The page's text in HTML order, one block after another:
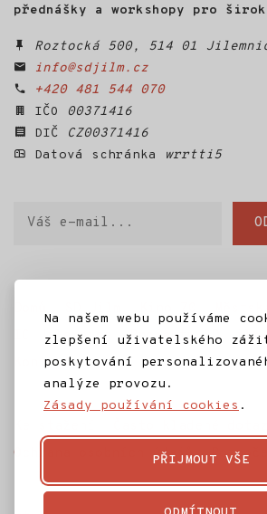
Na našem webu používáme
zlepšení uživatelského
poskytování
analýze provozu.
Zásady používání cookies .
PŘIJMOUT VŠE
přednášky a workshopy pro
Roztocká 500, 514 01
info@sdjilm.cz
+420 481 544 070
IČO
00371416
DIČ
CZ00371416
Datová schránka
wrrtti5
SD Jilm Kino 70
IC Jilemnice
Projekty SD Jilm
Kontakt
Ochrana osobních údajů
Rozpočet